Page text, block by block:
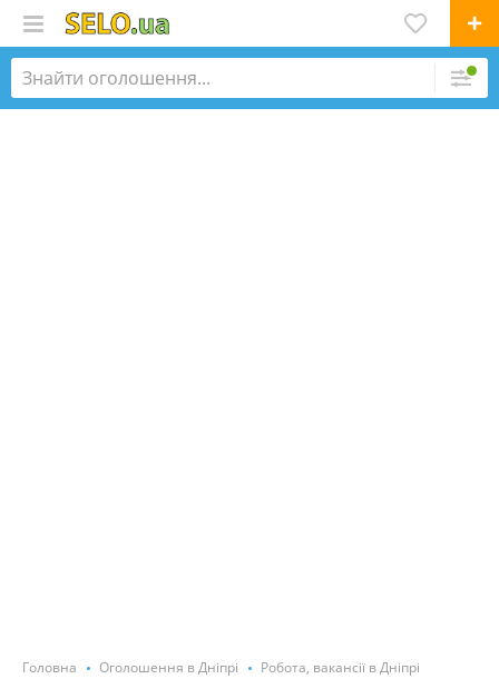
Головна Оголошення в Дніпрі Робота, вакансії в Дніпрі